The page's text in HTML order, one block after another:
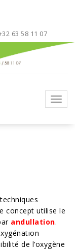
63 58 11 07
concept utilise le
andullation.
de l’oxygène